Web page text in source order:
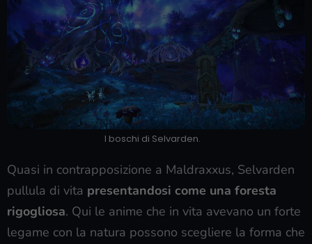
I boschi di Selvarden.
Quasi in contrapposizione a Maldraxxus, Selvarden
pullula di vita presentandosi come una foresta
rigogliosa. Qui le anime che in vita avevano un forte
legame con la natura possono scegliere la forma che